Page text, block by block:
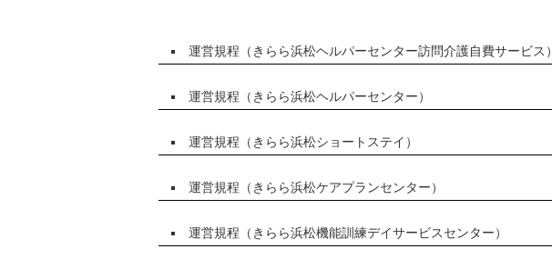
運営規程（きらら浜松ヘルパーセンター訪問介護自費サービス）
運営規程（きらら浜松ヘルパーセンター）
運営規程（きらら浜松ショートステイ）
運営規程（きらら浜松ケアプランセンター）
運営規程（きらら浜松機能訓練デイサービスセンター）